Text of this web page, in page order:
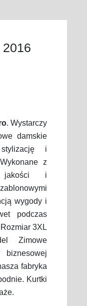
. Wystarczy
damskie
i
z
jakości i
wygody i
podczas
3XL
Zimowe
fabryka
Kurtki